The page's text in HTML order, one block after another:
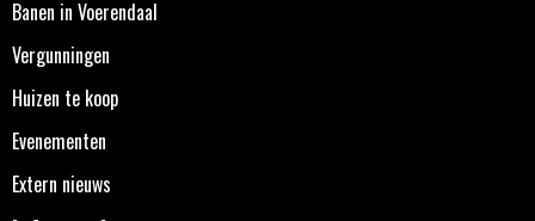
Banen in Voerendaal
Vergunningen
Huizen te koop
Evenementen
Extern nieuws